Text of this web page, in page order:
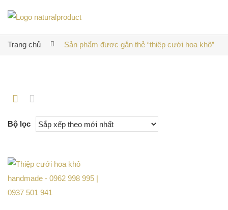
Trang chủ Sản phẩm được gắn thẻ “thiệp cưới hoa khô”
Bộ lọc